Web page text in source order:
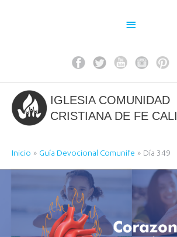
Above
IGLESIA COMUNIDAD
CRISTIANA DE FE CALI
Inicio Guía Devocional Comunife Día 349